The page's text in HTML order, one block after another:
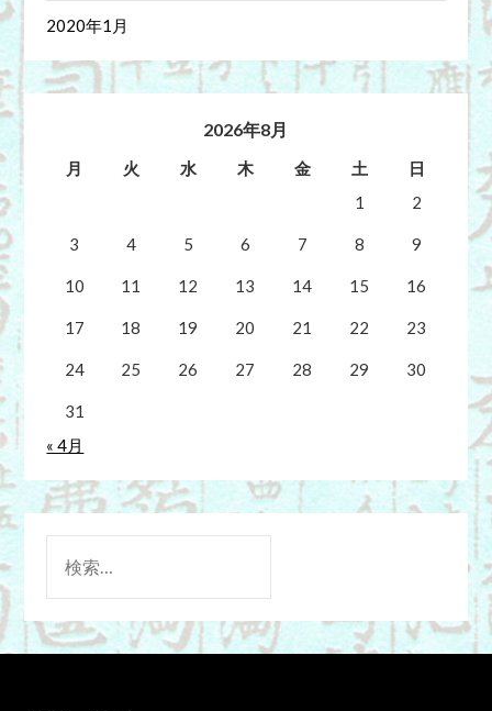
2020年1月
2026年8月
月 火 水 木 金 土
日
1
2
3 4 5 6 7 8 9
10 11 12 13 14 15 16
17 18 19 20 21 22 23
24 25 26 27 28 29 30
31
« 4月
索: